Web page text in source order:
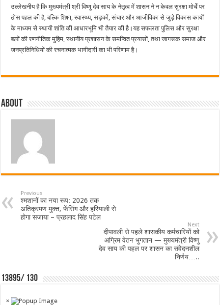
उल्लेखनीय है कि मुख्यमंत्री श्री विष्णु देव साय के नेतृत्व में शासन ने न केवल सुरक्षा मोर्चे पर
ठोस पहल की है, बल्कि शिक्षा, स्वास्थ्य, सड़कों, संचार और आजीविका से जुड़े विकास कार्यों
के माध्यम से स्थायी शांति की आधारभूमि भी तैयार की है।यह सफलता पुलिस और सुरक्षा
बलों की रणनीतिक मुहिम, स्थानीय प्रशासन के समन्वित प्रयासों, तथा जागरूक समाज और
जनप्रतिनिधियों की रचनात्मक भागीदारी का भी परिणाम है।
About
Previous
श्मशानों का नया रूप: 2026 तक
अतिक्रमण मुक्त, फेंसिंग और हरियाली से
होगा सजाया – प्रहलाद सिंह पटेल
Next
दीपावली से पहले शासकीय कर्मचारियों को
अग्रिम वेतन भुगतान — मुख्यमंत्री विष्णु
देव साय की पहल पर शासन का संवेदनशील
निर्णय…..
13895/ 130
×